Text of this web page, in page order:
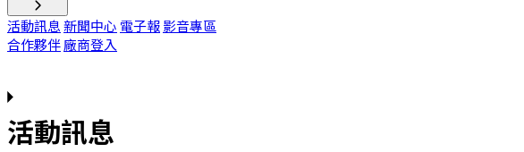
活動訊息新聞中心 電子報影音專區
合作夥伴廠商登入
活動訊息